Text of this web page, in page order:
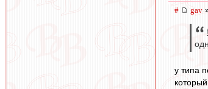
# gav
у типа